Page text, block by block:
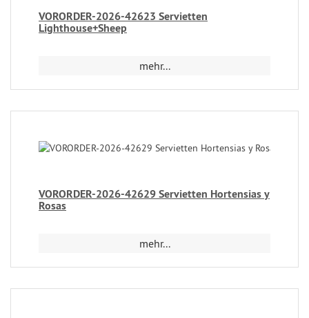
VORORDER-2026-42623 Servietten
Lighthouse+Sheep
mehr...
VORORDER-2026-42629 Servietten Hortensias y
Rosas
mehr...